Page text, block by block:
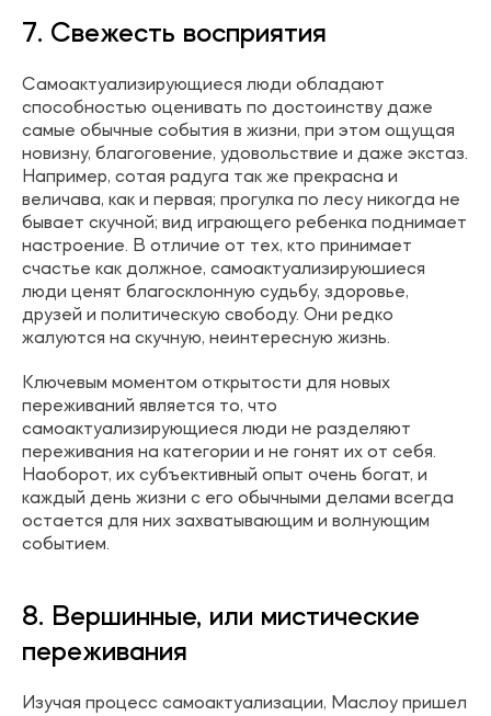
7. Свежесть восприятия
Самоактуализирующиеся люди обладают
способностью оценивать по достоинству даже
самые обычные события в жизни, при этом ощущая
новизну, благоговение, удовольствие и даже экстаз.
Например, сотая радуга так же прекрасна и
величава, как и первая; прогулка по лесу никогда не
бывает скучной; вид играющего ребенка поднимает
настроение. В отличие от тех, кто принимает
счастье как должное, самоактуализируюшиеся
люди ценят благосклонную судьбу, здоровье,
друзей и политическую свободу. Они редко
жалуются на скучную, неинтересную жизнь.
Ключевым моментом открытости для новых
переживаний является то, что
самоактуализирующиеся люди не разделяют
переживания на категории и не гонят их от себя.
Наоборот, их субъективный опыт очень богат, и
каждый день жизни с его обычными делами всегда
остается для них захватывающим и волнующим
событием.
8. Вершинные, или мистические
переживания
Изучая процесс самоактуализации, Маслоу пришел